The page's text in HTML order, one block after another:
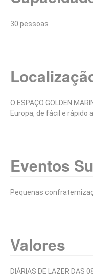
30 pessoas
O ESPAÇO GOLDEN
Europa, de fácil e rápido
Eventos
Pequenas
Valores
DIÁRIAS DE LAZER DAS